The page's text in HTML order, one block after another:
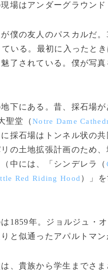
場はアンダーグラウンド
僕の友人のパスカルだ
いる。最初に入ったと
了されている。僕が写
下にある。昔、採石場
聖堂（Notre Dame
採石場はトンネル状の
の土地拡張計画のため
中には、「シンデレラ（
Red Riding Hood ）」
1859年。ジョルジュ・
と似通ったアパルトマ
、貴族から学生までさ